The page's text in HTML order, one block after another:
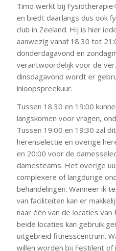
Timo werkt bij
en biedt daarlangs dus ook
club in Zeeland. Hij is hier
aanwezig vanaf 18:30 tot
donderdagavond en
verantwoordelijk voor de
dinsdagavond wordt er
inloopspreekuur.
Tussen 18:30 en 19:00
langskomen voor vragen,
Tussen 19:00 en 19:30 zal
herenselectie en overige
en 20:00 voor de
damesteams. Het overige
complexere of langdurige
behandelingen. Wanneer ik
van faciliteiten kan er
naar één van de locaties van
beide locaties kan gebruik
uitgebreid fitnesscentrum.
willen worden bij Festilent of